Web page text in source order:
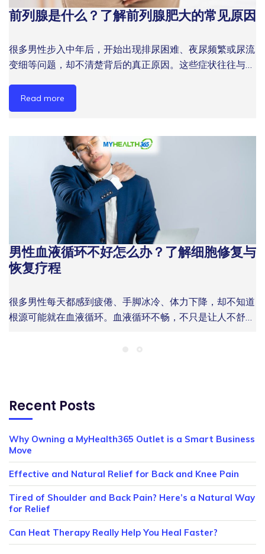
刚开始关注男性精力下降与血液循环问题，还是已经出现明
显症状，MyHealth365 的健康顾问团队都能为您提供专业
理男性健康 男性精力下降与血液循环问题往往同时出现，
并持续影响体力、专注力、前列腺保健与整体男性活力。进
入 40 岁后，与其等疲劳、恢复慢或身体表现下降变得明
显，不如及早从循环健康管理开始，主动为长期健康打好基
与灵活租购服务，帮助您更清楚了解身体状态，并选择适合
自己的改善方向。 立即联系 MyHealth365，让专业团队为
您制定专属男性健康管理方案，从改善血液循环、恢复精力
与提升男性活力开始，重新掌控自己的身体状态。 常见问
题解答 (FAQs) 1. 男性精力下降与血液循环有直接关系吗？
有关系，40岁后血流效率与恢复力下降更明显，
MyHealth365 会从循环健康、疲劳状态与男性活力表现一
起评估。 2. 前列腺保健和血液循环应该如何同步进行？
MyHealth365 建议40岁以上男性同时关注盆腔血流、排尿
理。 3. 40岁男性出现精力下降，需要立即就医吗？ 若精力
下降持续、伴随排尿不顺或体力明显变差，建议先做健康评
不均衡容易造成湿热内积，阻塞经络。 4. 年龄与荷尔蒙变
筋络失于濡养，更容易出现慢性疲劳与疼痛。 日常精神不
振、体力下滑或恢复变慢，往往与循环状态有关；透过 男
精力与身体表现。 筋络不通与气血不畅可能影响日常精
力、循环健康与男性活力。立即联系 MyHealth365，了解
推荐的男性筋络养生疗程 MyHealth365 与多家专业健康中
心合作，提供以下针对筋络不通与气血不畅的疗程方案，结
合现代健康器械与传统调理理念： 经络疏通疗程 利用专业
的理疗仪器对全身或局部经络进行深层刺激，改善气血流
通，缓解慢性酸痛与麻痹感。适合长期办公族与肩颈腰背疼
痛人群。 气血调理疗程 结合远红外线、EMS 电刺激或热敷
技术，促进微循环，改善末梢血液供应。适合手脚冰凉、容
易疲倦及气血亏虚的男性群体。 个人化健康测试
MyHealth365 提供专业的身体健康检测服务，评估气血、
经络、脏腑功能状态，为后续疗程提供精准依据，避免盲目
访健康中心的男性，MyHealth365 提供家用理疗仪器的购
买与租用方案，让养生疗程在家即可持续进行。 如何选择
的家用租购方案 预算 租用方案灵活，无需一次性大额投入
疗程持续性 养生调理需坚持，建议选择可持续的长期方案
畅，往往不是单靠休息就能改善的问题。当疲劳、肩颈酸
痛、手脚冰冷或精神不集中反复出现时，身体可能已经在提
醒您：是时候认真调理循环与整体机能了。 对马来西亚男
性而言，及早了解自身亚健康状态，并配合专业的筋络养生
疗程，才能更有效地维持长期精力、身体恢复力与男性活
力。无论您选择到健康中心接受系统疗程，或使用 […]
腺肥大的原因 开始，掌握更早预防与调理的方向。 长期精
神不振、容易累或运动后恢复变慢，往往是身体发出的提
哪些日常习惯会加剧血液循环问题？ 以下几类生活方式在
马来西亚男士中相当普遍，却对盆腔血液循环有直接的负面
影响： 1. 久坐不动 长时间坐办公室或驾车，会压迫盆腔血
管，限制前列腺区域的血液流动。每坐满 60 分钟，起身活
动 5 至 10 分钟，能显著改善局部循环。 2. 高盐、高脂饮
循环质量。油腻食物则容易造成血脂异常，进一步阻碍血液
的顺畅流动。 3. 饮水不足 马来西亚气候炎热，身体需要更
多水分来维持血液黏稠度。长期摄水不足会使血液变黏，流
动阻力增大，加剧微循环障碍。 4. 睡眠质量差 深层睡眠期
间，身体会自我修复并调节血液循环。睡眠不足或质量差，
会干扰这一过程，使前列腺长期处于低效的营养供给状态。
改善血液循环的方法：从生活到专业方案 针对男士血液循
环不好前列腺问题，改善可以从多个层面同步进行： 1. 规
律有氧运动 步行、游泳和骑单车 是改善盆腔循环效果最佳
配合专注盆底肌的凯格尔训练，有助于直接加强前列腺周边
血流。 2. 饮食调整 减少红肉、加工食品及高盐饮食，增加
对改善血液循环的设备，包括低频电磁波治疗仪及远红外热
疗设备，可在家中使用，安全便捷。 这些设备通过促进局
部血管扩张和微循环激活，帮助前列腺区域获得更充足的血
氧供应。 无论是购买、租赁还是以旧换新，MyHealth365
均男性活力提供灵活方案，适合不同预算的家庭。 4. 定期
健康检测 循环问题往往没有明显的早期症状。通过
MyHealth365 提供的个性化健康检测服务，您可以及早发
现循环障碍迹象，在问题严重化之前采取干预措施。 排尿
困扰、长期疲劳或男性活力下降都可能是身体发出的信号。
立即联系 MyHealth365，了解适合您的前列腺保健与循环
性前列腺增生（BPH）常见的困扰不只是“尿多”，而是排尿
后仍觉得膀胱没清空，甚至因为夜尿而影响睡眠。 若这些
情况反复出现，建议及早通过专业评估了解前列腺与泌尿功
造成的影响。 2. 慢性前列腺炎 慢性前列腺炎不一定只发生
在年长男性，也可能影响长期久坐、压力大、作息不规律或
腹或会阴部隐痛，以及排尿后不舒服有关。 与BPH不同，
慢性前列腺炎更多与炎症、循环不佳、肌肉紧绷和生活压力
有关。若男性经常久坐办公、开长途车、缺乏活动，又长期
忽略下半身循环与放松，前列腺区域的不适感可能会反复出
现，影响睡眠、情绪和生活品质。 3. 前列腺癌 前列腺癌早
期通常没有明显症状，因此不能只靠“有没有排尿不适”来判
断风险。NHS 指出，前列腺癌在早期往往没有症状，因为
它通常从前列腺外侧开始生长，未必会马上压迫尿道。 根
据发表在 NIH PubMed Central 的 Malaysia Prostate
Cancer Study，前列腺癌是马来西亚第三常见癌症，男性一
或长期出现异常排尿变化的男性，更应重视定期健康筛查。
需要注意的是，前列腺保健疗程不能替代医生诊断、PSA检
并获得更适合自己的前列腺保健建议。 症状自评：这些信
行动，供参考： 症状 Symptom 前列腺健康问题 Possible
或尿流细弱 良性前列腺增生 (BPH) 咨询健康专家，评估保
健方案 夜间频繁起夜 (≥2次) BPH 或慢性前列腺炎 记录排
尿频率，尽早寻求评估 小腹、腹股沟或腰背隐痛 慢性前列
腺炎 避免久坐，进行专业评估 性功能减退或勃起问题 前列
腺健康欠佳 结合生活方式调整与保健疗程 排尿后残余感明
前列腺是什么？了解前列腺肥大的常见原因
很多男性步入中年后，开始出现排尿困难、夜尿频繁或尿流
变细等问题，却不清楚背后的真正原因。这些症状往往与前
健康困扰之一。 认识前列腺的功能、前列腺肥大的成因，
以及现有的管理方式，是守护男性长期健康的重要一步。如
探索 MyHealth365 男性健康中心提供的非侵入性健康方
案。 前列腺是什么？ 前列腺（Prostate Gland）是男性特
有的一种腺体，大小约如核桃，位于膀胱下方、包围尿道上
段。它的主要功能是分泌前列腺液，这种液体是精液的重要
组成部分，能为精子提供营养并帮助精子存活。 除了生育
功能，前列腺也参与调控排尿过程。由于其位置紧邻尿道，
一旦前列腺体积增大，便可能压迫尿道，引发一系列排尿问
题。 什么是前列腺肥大（BPH）？ 前列腺肥大，医学上称
为良性前列腺增生（Benign Prostatic Hyperplasia，
随年龄增长最为常见的泌尿系统状况之一，属非癌性病变，
但若不加以管理，会显著影响日常生活质量。 据估计，50
岁以上的男性中，超过半数存在不同程度的前列腺肥大。到
尿频繁、排尿困难或前列腺健康困扰，欢迎联系
MyHealth365 预约咨询，及早了解适合您的非侵入性健康
管理方案。 前列腺肥大的常见原因 前列腺肥大的确切成因
至今仍在研究中，但目前医学界普遍认可以下几项主要因
素： 1. 年龄增长 年龄是前列腺肥大最直接的风险因素。男
性在40岁后，前列腺细胞的生长速度开始加快，这一过程
随着年龄持续进展。大多数症状出现在50岁以后。 2. 荷尔
蒙变化 雄性荷尔蒙（尤其是睾酮及其衍生物双氢睾酮
长，体内睾酮水平虽然下降，但 DHT 在前列腺内的积累却
Read more
男性血液循环不好怎么办？了解细胞修复与
恢复疗程
很多男性每天都感到疲倦、手脚冰冷、体力下降，却不知道
根源可能就在血液循环。血液循环不畅，不只是让人不舒
学化的细胞修复与恢复疗程，帮助马来西亚男性从根本解决
的常见症状 男性血液循环问题往往被误认为是压力大或睡
眠不足造成的，实际上，以下症状可能都是循环系统发出的
警报信号： 长期疲劳，即使休息充足也难以恢复 手脚冰
冷，尤其在夜间或气温变化时更明显 性欲减退或勃起功能
出现问题 集中力下降、记忆力变差 伤口愈合缓慢，或皮肤
你有超过三项以上的症状，建议尽早了解血液循环的实际状
况，而不是等到症状加剧才行动。 想改善长期疲劳、恢复
男性长期疲劳怎么办？循环健康与恢复疗程
的关系
Recent Posts
Why Owning a MyHealth365 Outlet is a Smart Business
Move
Effective and Natural Relief for Back and Knee Pain
Tired of Shoulder and Back Pain? Here’s a Natural Way
for Relief
Can Heat Therapy Really Help You Heal Faster?